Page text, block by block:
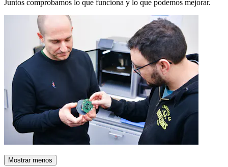
Juntos comprobamos lo que funciona y lo que podemos mejorar.
Mostrar menos